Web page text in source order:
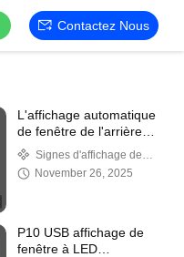
Contactez Nous
L'affichage automatique
de fenêtre de l'arrière
LED de défilement
signe le contrôle RS232
programmable
Signes d'affichage de
fenêtre à LED
November 26, 2025
P10 USB affichage de
fenêtre à LED